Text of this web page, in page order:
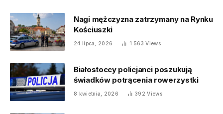
Nagi mężczyzna zatrzymany na Rynku
Kościuszki
24 lipca, 2026 1 563Views
Białostoccy policjanci poszukują
świadków potrącenia rowerzystki
8 kwietnia, 2026 392Views